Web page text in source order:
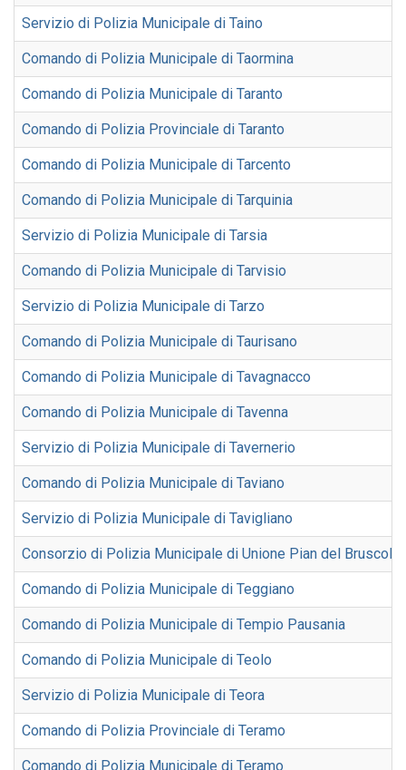
Servizio di Polizia Municipale di Taino
Comando di Polizia Municipale di Taormina
Comando di Polizia Municipale di Taranto
Comando di Polizia Provinciale di Taranto
Comando di Polizia Municipale di Tarcento
Comando di Polizia Municipale di Tarquinia
Servizio di Polizia Municipale di Tarsia
Comando di Polizia Municipale di Tarvisio
Servizio di Polizia Municipale di Tarzo
Comando di Polizia Municipale di Taurisano
Comando di Polizia Municipale di Tavagnacco
Comando di Polizia Municipale di Tavenna
Servizio di Polizia Municipale di Tavernerio
Comando di Polizia Municipale di Taviano
Servizio di Polizia Municipale di Tavigliano
Consorzio di Polizia Municipale di Unione Pian del Bruscolo
Comando di Polizia Municipale di Teggiano
Comando di Polizia Municipale di Tempio Pausania
Comando di Polizia Municipale di Teolo
Servizio di Polizia Municipale di Teora
Comando di Polizia Provinciale di Teramo
Comando di Polizia Municipale di Teramo